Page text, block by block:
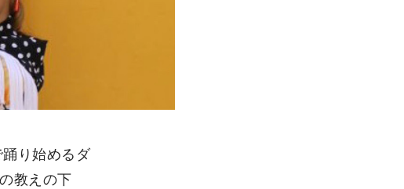
り始めるダ
教えの下